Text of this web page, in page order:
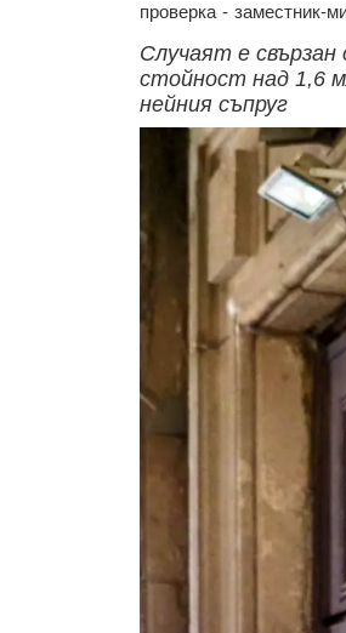
проверка - заместник-
Случаят е свързан
стойност над 1,6
нейния съпруг